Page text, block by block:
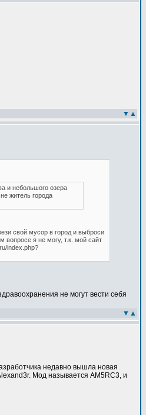
▼ ▲
и небольшого озера
житель города
свой мусор в город и выброси
вопросе я не могу, т.к. мой сайт
index.php?
не могут вести себя
▼ ▲
недавно вышла новая
Мод называется AM5RC3, и